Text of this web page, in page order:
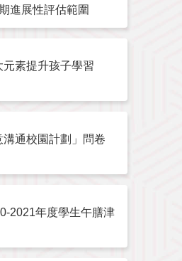
進展性評估範圍
素提升孩子學習
通校園計劃」問卷
2021年度學生午膳津